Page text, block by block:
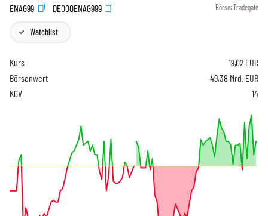
ENAG99
DE000ENAG999 Börse: Tradegate
Watchlist
Kurs 19,02 EUR
Börsenwert
49,38 Mrd. EUR
KGV
14